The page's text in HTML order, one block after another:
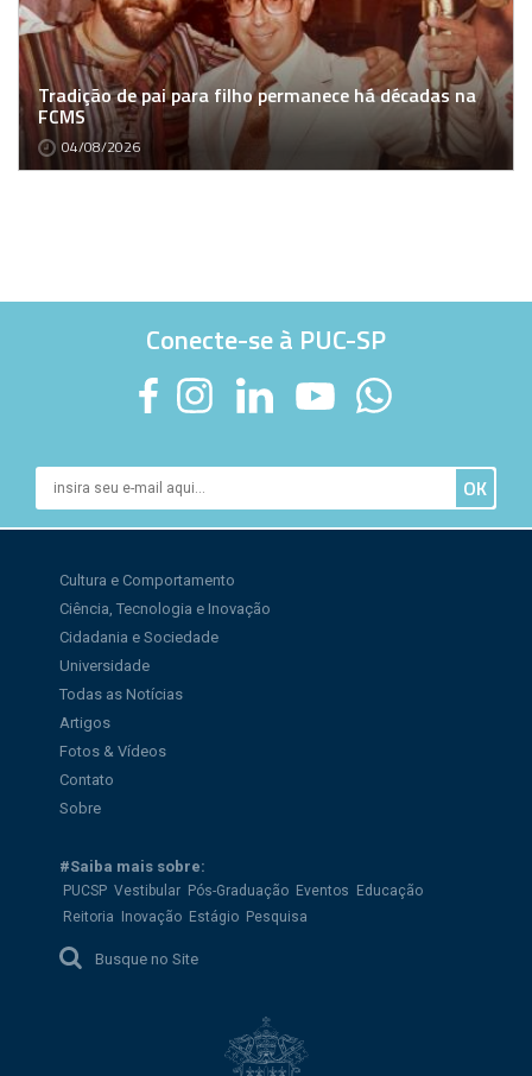
Tradição de pai para filho permanece há décadas na
FCMS
04/08/2026
Conecte-se à PUC-SP
Cultura e Comportamento
Ciência, Tecnologia e Inovação
Cidadania e Sociedade
Universidade
Todas as Notícias
Artigos
Fotos & Vídeos
Contato
Sobre
#Saiba mais sobre:
PUCSP Vestibular Pós-Graduação Eventos
Educação
Reitoria
Inovação Estágio Pesquisa
Busque no Site